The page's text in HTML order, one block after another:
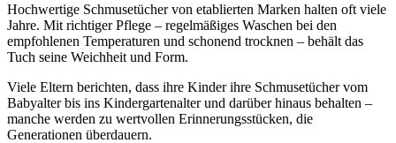
Hochwertige Schmusetücher von etablierten Marken halten oft viele
Jahre. Mit richtiger Pflege – regelmäßiges Waschen bei den
empfohlenen Temperaturen und schonend trocknen – behält das
Tuch seine Weichheit und Form.
Viele Eltern berichten, dass ihre Kinder ihre Schmusetücher vom
Babyalter bis ins Kindergartenalter und darüber hinaus behalten –
manche werden zu wertvollen Erinnerungsstücken, die
Generationen überdauern.